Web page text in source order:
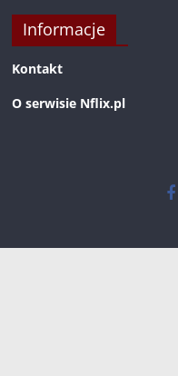
Informacje
Kontakt
O serwisie Nflix.pl